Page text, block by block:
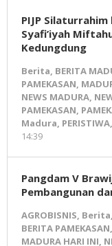
PIJP Silaturrahim
Syafi’iyah
Kedungdung
Berita, BERITA
PAMEKASAN,
NEWS MADURA,
PAMEKASAN,
Madura, PERISTIWA,
14:39
Pangdam V
Pembangunan
AGROBISNIS, Berita,
BERITA PAMEKASAN,
MADURA HARI INI,